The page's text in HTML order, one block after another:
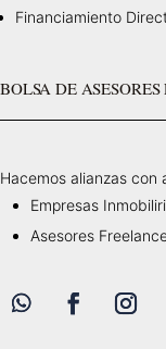
Financiamiento
BOLSA DE
Hacemos alianzas con
Empresas
Asesores